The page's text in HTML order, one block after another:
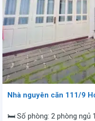
Nhà nguyên căn 111/9
🛏️ Số phòng: 2 phòng ngủ